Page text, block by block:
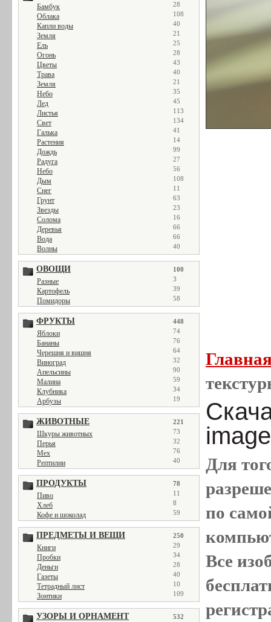
Бамбук 28
Облака 108
Капли воды 40
Земля 21
Ель 25
Огонь 28
Цветы 43
Трава 40
Земля 21
Небо 35
Лед 45
Листья 113
Свет 134
Галька 41
Растения 14
Дождь 99
Радуга 27
Небо 56
Дым 108
Снег 11
Грунт 63
Звезды 23
Солома 16
Деревья 66
Вода 66
Волны 40
ОВОЩИ 100
Разные 3
Картофель 39
Помидоры 58
ФРУКТЫ 448
Яблоки 74
Бананы 76
Черешня и вишня 64
Виноград 32
Апельсины 90
Малина 59
Клубника 34
Арбузы 19
ЖИВОТНЫЕ 221
Шкуры животных 73
Перья 32
Мех 76
Рептилии 40
ПРОДУКТЫ 78
Пиво 11
Хлеб 8
Кофе и шоколад 59
ПРЕДМЕТЫ И ВЕЩИ 250
Книги 29
Пробки 34
Деньги 28
Газеты 40
Тетрадный лист 10
Зонтики 109
УЗОРЫ И ОРНАМЕНТ 532
image
Для
по
Все